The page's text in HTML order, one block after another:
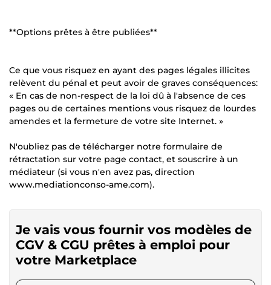
**Options prêtes à être publiées**
Ce que vous risquez en ayant des pages légales illicites
relèvent du pénal et peut avoir de graves conséquences:
« En cas de non-respect de la loi dû à l'absence de ces
pages ou de certaines mentions vous risquez de lourdes
amendes et la fermeture de votre site Internet. »
N'oubliez pas de télécharger notre formulaire de
rétractation sur votre page contact, et souscrire à un
médiateur (si vous n'en avez pas, direction
www.mediationconso-ame.com).
Je vais vous fournir vos modèles de
CGV & CGU prêtes à emploi pour
votre Marketplace